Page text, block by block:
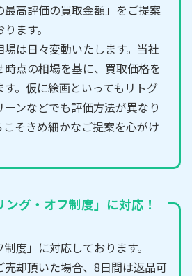
最高評価の買取金額」をご提案
ます。
は日々変動いたします。当社
点の相場を基に、買取価格を
。仮に絵画といってもリトグ
ンなどでも評価方法が異なり
こそきめ細かなご提案を心がけ
ング・オフ制度」に対応！
制度」に対応しております。
却頂いた場合、8日間は返品可